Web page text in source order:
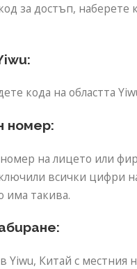
за достъп, наберете
кода на областта
номер:
на лицето или
всички цифри
има такива.
Китай с местния